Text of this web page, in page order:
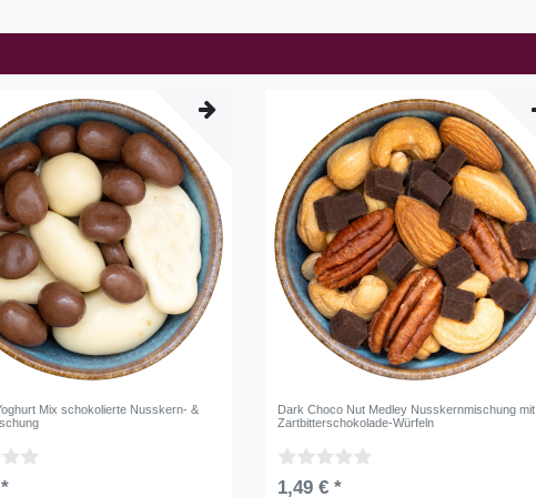
Mix schokolierte Nusskern- &
Dark Choco Nut Medley Nusskernmischung mit
Zartbitterschokolade-Würfeln
1,49 € *